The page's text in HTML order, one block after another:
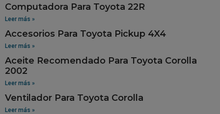
Computadora Para Toyota 22R
Leer más »
Accesorios Para Toyota Pickup 4X4
Leer más »
Aceite Recomendado Para Toyota Corolla
2002
Leer más »
Ventilador Para Toyota Corolla
Leer más »